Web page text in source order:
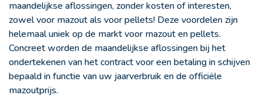
maandelijkse aflossingen, zonder kosten of interesten,
zowel voor mazout als voor pellets! Deze voordelen zijn
helemaal uniek op de markt voor mazout en pellets.
Concreet worden de maandelijkse aflossingen bij het
ondertekenen van het contract voor een betaling in schijven
bepaald in functie van uw jaarverbruik en de officiële
mazoutprijs.